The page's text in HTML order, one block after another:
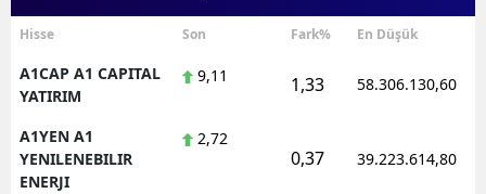
Hisse Son Fark% En Düşük
A1CAP A1 CAPITAL
YATIRIM
9,11 1,33 58.306.130,60
A1YEN A1
YENILENEBILIR
ENERJI
2,72
0,37 39.223.614,80